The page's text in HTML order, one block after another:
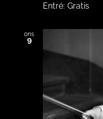
Gratis
ons
9